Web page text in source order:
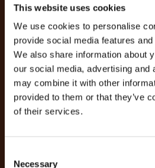
This website uses cookies
We use cookies to personalise
provide social media features
We also share information about
our social media, advertising and
may combine it with other
provided to them or that they’ve
of their services.
Necessary